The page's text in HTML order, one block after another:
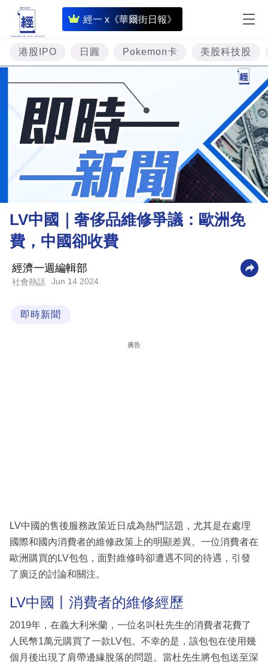
經一 x《華爾街日報》
即
時
財
經
專
題
投
資
樓
市
財
商
業
科
區
港股IPO 日圓 Pokemon卡 美股科技股
LV中國｜奢侈品維修爭議：歐洲免
費，中國卻收費
經濟一週編輯部
社會熱話 Jun 14 2024
即時新聞
廣告
LV中國的售後服務政策近日成為熱門話題，尤其是在處理
國際和國內消費者的維修政策上的明顯差異。一位消費者在
歐洲購買的LV包包，面對維修時卻遭遇不同的待遇，引發
了廣泛的討論和關注。
LV中國丨消費者的維修經歷
2019年，在義大利米蘭，一位名叫杜先生的消費者花費了
人民幣1萬元購買了一款LV包。不幸的是，該包包在使用幾
個月後出現了肩帶邊緣脫落的問題。當杜先生將包包送至深